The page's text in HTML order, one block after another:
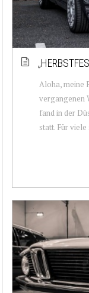
Aloha, meine
vergangenen
fand in der
statt. Für viele